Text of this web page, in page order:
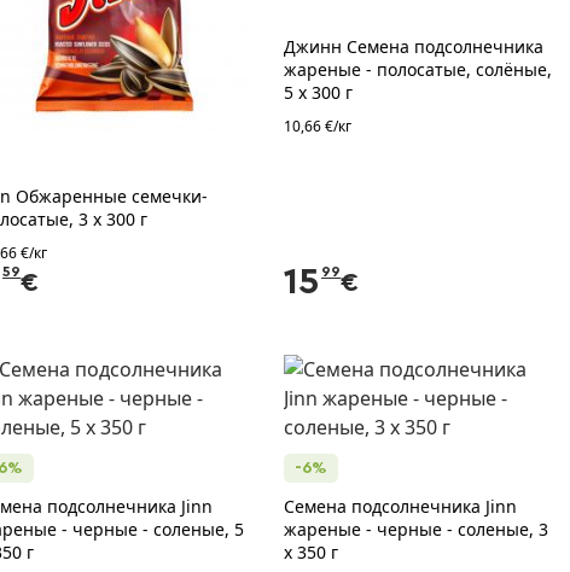
Обжаренные семечки-
3 x 300 г
€/кг
59€
Джинн Семена подсолнечника
жареные - полосатые, солёные,
5 х 300 г
10,66 €/кг
15 99€
подсолнечника Jinn
- черные - соленые, 5
г
-6%
Семена подсолнечника Jinn
жареные - черные - соленые, 3
x 350 г